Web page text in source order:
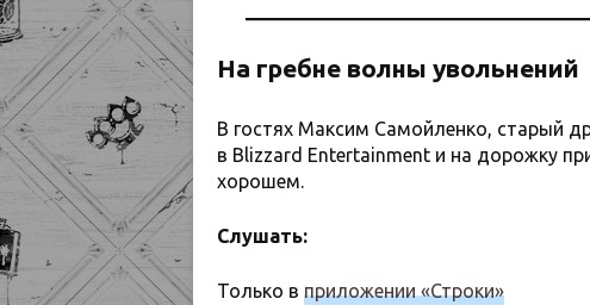
На гребне волны увольнений
В гостях Максим Самойленко, старый
в Blizzard Entertainment и на дорожку
хорошем.
Слушать:
Только в приложении «Строки»